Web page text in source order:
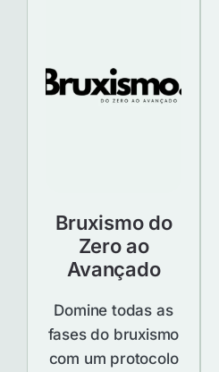
Bruxismo do
Zero ao
Avançado
Domine todas as
fases do bruxismo
com um protocolo